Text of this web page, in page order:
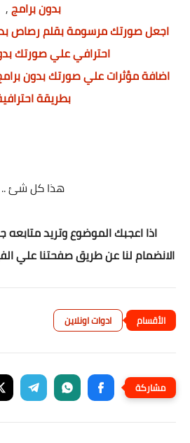
بدون برامج,
اجعل صورتك مرسومة بقلم رصاص
احترافي علي صورتك
اضافة مؤثرات علي صورتك بدون
بطريقة
هذا كل شئ ..
اذا اعجبك الموضوع وتريد
الانضمام لنا عن طريق صفحتنا علي
ادوات اونلاين